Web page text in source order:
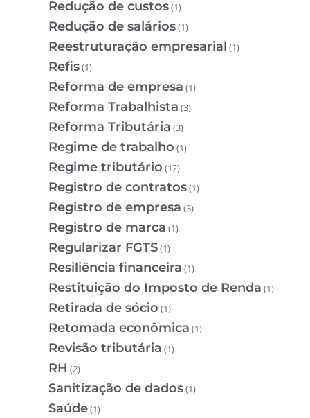
Redução de custos(1)
Redução de salários(1)
Reestruturação empresarial (1)
Refis(1)
Reforma de empresa (1)
Reforma Trabalhista (3)
Reforma Tributária (3)
Regime de trabalho (1)
Regime tributário (12)
Registro de contratos(1)
Registro de empresa (3)
Registro de marca (1)
Regularizar FGTS(1)
Resiliência financeira (1)
Restituição do Imposto de Renda (1)
Retirada de sócio (1)
Retomada econômica (1)
Revisão tributária (1)
RH (2)
Sanitização de dados(1)
Saúde(1)